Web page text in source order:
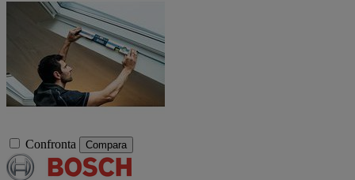
Confronta Compara